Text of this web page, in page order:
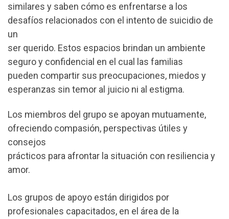
similares y saben cómo es enfrentarse a los
desafíos relacionados con el intento de suicidio de
un
ser querido. Estos espacios brindan un ambiente
seguro y confidencial en el cual las familias
pueden compartir sus preocupaciones, miedos y
esperanzas sin temor al juicio ni al estigma.
Los miembros del grupo se apoyan mutuamente,
ofreciendo compasión, perspectivas útiles y
consejos
prácticos para afrontar la situación con resiliencia y
amor.
Los grupos de apoyo están dirigidos por
profesionales capacitados, en el área de la